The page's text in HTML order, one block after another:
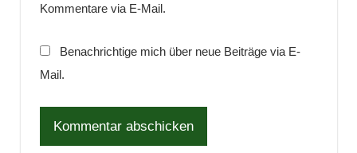
Kommentare via E-Mail.
Benachrichtige mich über neue Beiträge via E-
Mail.